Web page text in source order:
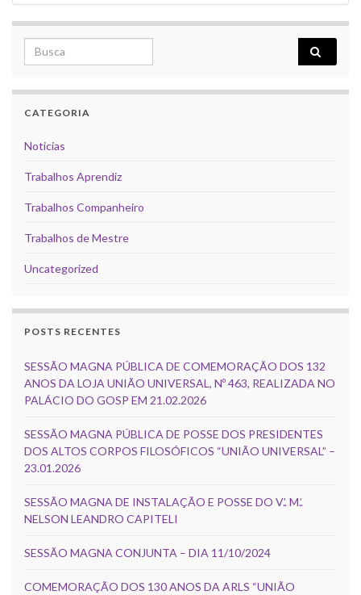
Search for:
CATEGORIA
Noticias
Trabalhos Aprendiz
Trabalhos Companheiro
Trabalhos de Mestre
Uncategorized
POSTS RECENTES
SESSÃO MAGNA PÚBLICA DE COMEMORAÇÃO DOS 132
ANOS DA LOJA UNIÃO UNIVERSAL, Nº 463, REALIZADA NO
PALÁCIO DO GOSP EM 21.02.2026
SESSÃO MAGNA PÚBLICA DE POSSE DOS PRESIDENTES
DOS ALTOS CORPOS FILOSÓFICOS “UNIÃO UNIVERSAL” –
23.01.2026
SESSÃO MAGNA DE INSTALAÇÃO E POSSE DO V.’. M.’.
NELSON LEANDRO CAPITELI
SESSÃO MAGNA CONJUNTA – DIA 11/10/2024
COMEMORAÇÃO DOS 130 ANOS DA ARLS “UNIÃO